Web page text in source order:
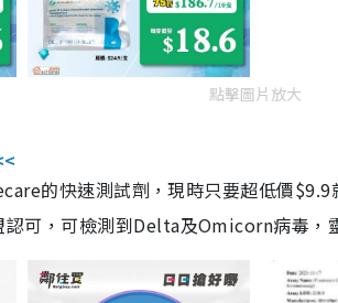
點擊圖片放大
的快速測試劑，現時只要超低價
可，可檢測到Delta及Omicorn病毒，